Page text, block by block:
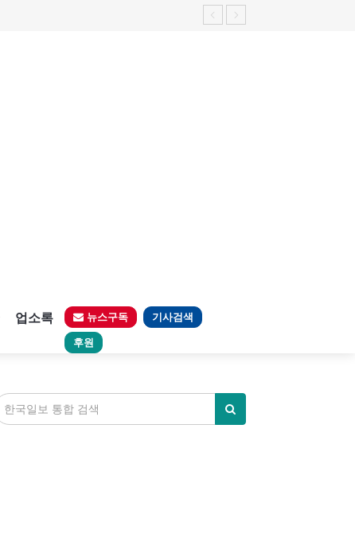
업소록 뉴스구독 기사검색
후원